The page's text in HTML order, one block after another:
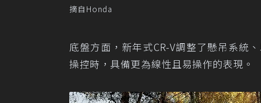
摘自Honda
底盤方面，新年式CR-V調整了懸吊系統
操控時，具備更為線性且易操作的表現。